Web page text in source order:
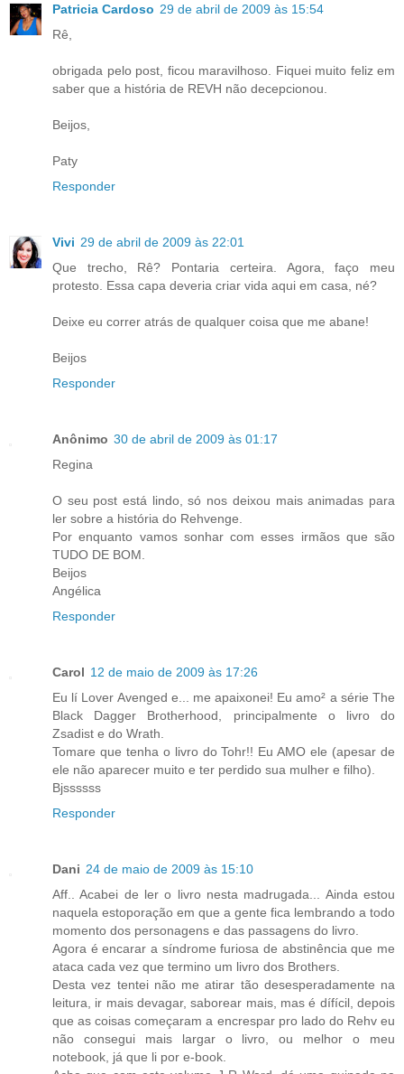
Patricia Cardoso 29 de abril de 2009 às 15:54
Rê,
obrigada pelo post, ficou maravilhoso. Fiquei muito feliz em
saber que a história de REVH não decepcionou.
Beijos,
Paty
Responder
Vivi 29 de abril de 2009 às 22:01
Que trecho, Rê? Pontaria certeira. Agora, faço meu
protesto. Essa capa deveria criar vida aqui em casa, né?
Deixe eu correr atrás de qualquer coisa que me abane!
Beijos
Responder
Anônimo 30 de abril de 2009 às 01:17
Regina
O seu post está lindo, só nos deixou mais animadas para
ler sobre a história do Rehvenge.
Por enquanto vamos sonhar com esses irmãos que são
TUDO DE BOM.
Beijos
Angélica
Responder
Carol 12 de maio de 2009 às 17:26
Eu lí Lover Avenged e... me apaixonei! Eu amo² a série The
Black Dagger Brotherhood, principalmente o livro do
Zsadist e do Wrath.
Tomare que tenha o livro do Tohr!! Eu AMO ele (apesar de
ele não aparecer muito e ter perdido sua mulher e filho).
Bjssssss
Responder
Dani 24 de maio de 2009 às 15:10
Aff.. Acabei de ler o livro nesta madrugada... Ainda estou
naquela estoporação em que a gente fica lembrando a todo
momento dos personagens e das passagens do livro.
Agora é encarar a síndrome furiosa de abstinência que me
ataca cada vez que termino um livro dos Brothers.
Desta vez tentei não me atirar tão desesperadamente na
leitura, ir mais devagar, saborear mais, mas é dífícil, depois
que as coisas começaram a encrespar pro lado do Rehv eu
não consegui mais largar o livro, ou melhor o meu
notebook, já que li por e-book.